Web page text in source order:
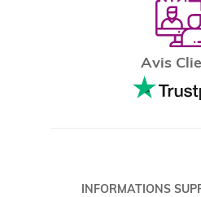
Avis
INFORMATIONS